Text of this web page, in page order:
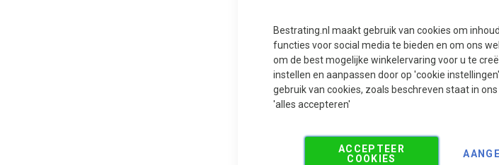
Bestrating.nl maakt gebruik van cookies om
functies voor social media te bieden en om ons
om de best mogelijke winkelervaring voor u te
instellen en aanpassen door op 'cookie
gebruik van cookies, zoals beschreven staat in ons
'alles accepteren'
ACCEPTEER
COOKIES